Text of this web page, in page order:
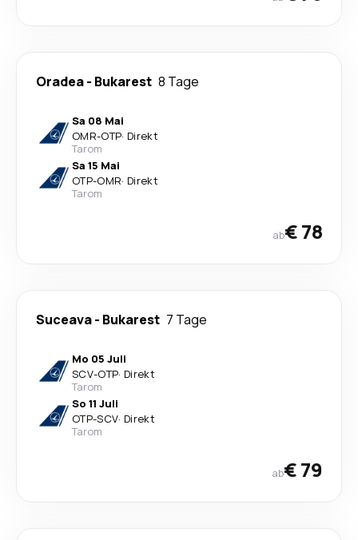
Oradea- Bukarest 8 Tage
Sa 08 Mai
OMR-OTP· Direkt
Tarom
Sa 15 Mai
OTP-OMR· Direkt
Tarom
ab€ 78
Suceava- Bukarest 7 Tage
Mo 05 Juli
SCV-OTP· Direkt
Tarom
So 11 Juli
OTP-SCV· Direkt
Tarom
ab€ 79